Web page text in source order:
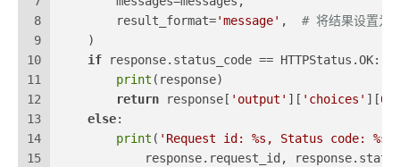
8
9
10
11
12
13
14
15
        result_format=
'message' , # 将结果设置为
    )
if response.status_code == HTTPStatus.OK:
print (response)
return response[ 'output' ][ 'choices' ][0
else:
print ( 'Request id: %s, Status code:
response.request_id,